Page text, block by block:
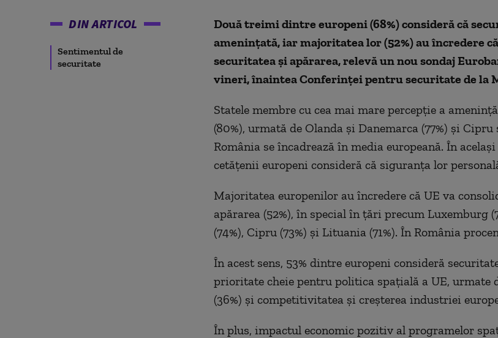
DIN ARTICOL
Sentimentul de
securitate
Două treimi dintre europeni (68%) consideră că
ameninţată, iar majoritatea lor (52%) au încredere
securitatea şi apărarea, relevă un nou sondaj
vineri, înaintea Conferinţei pentru securitate de la
Statele membre cu cea mai mare percepţie a
(80%), urmată de Olanda şi Danemarca (77%) şi Cipru
România se încadrează în media europeană. În
cetăţenii europeni consideră că siguranţa lor
Majoritatea europenilor au încredere că UE va
apărarea (52%), în special în ţări precum Luxemburg
(74%), Cipru (73%) şi Lituania (71%). În România
În acest sens, 53% dintre europeni consideră
prioritate cheie pentru politica spaţială a UE, urmate
(36%) şi competitivitatea şi creşterea industriei
În plus, impactul economic pozitiv al programelor